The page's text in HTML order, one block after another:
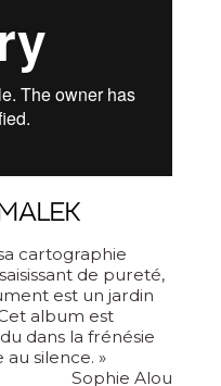
cartographie
de pureté,
est un jardin
album est
dans la frénésie
silence. »
Sophie Alou